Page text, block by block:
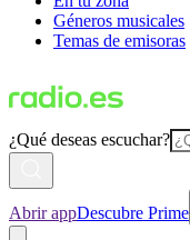
Géneros musicales
Temas de emisoras
¿Qué deseas escuchar?
Abrir appDescubre Prime